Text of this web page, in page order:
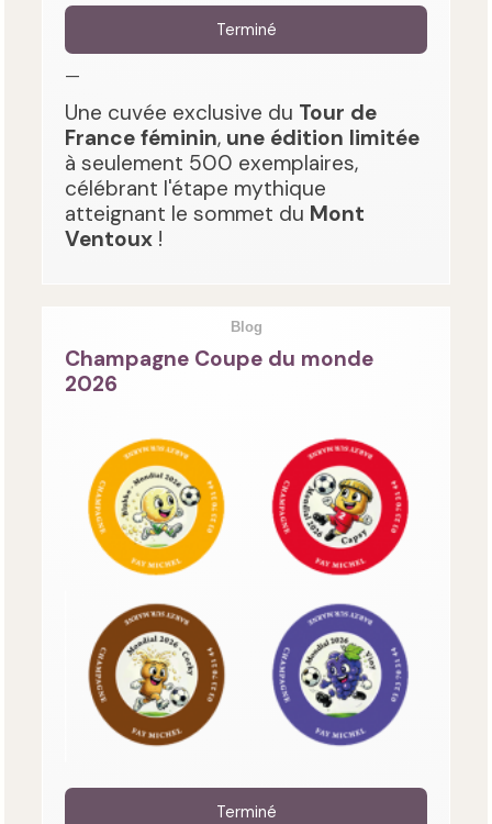
Terminé
—
Une cuvée exclusive du Tour de
France féminin, une édition limitée
à seulement 500 exemplaires,
célébrant l'étape mythique
atteignant le sommet du Mont
Ventoux !
Blog
Champagne Coupe du monde
2026
Terminé